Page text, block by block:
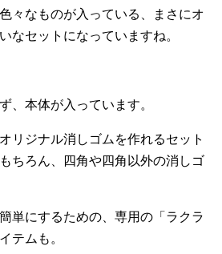
々なものが入っている、まさにオ
なセットになっていますね。
、本体が入っています。
リジナル消しゴムを作れるセット
ちろん、四角や四角以外の消しゴ
単にするための、専用の「ラクラ
テムも。